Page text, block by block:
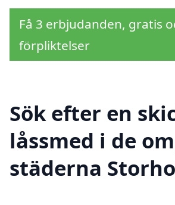
Få 3 erbjudanden, gratis
förpliktelser
Sök efter en
låssmed i de
städerna